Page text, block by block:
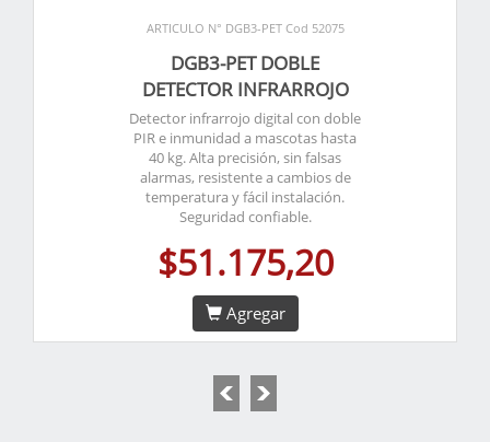
ARTICULO N° DGB3-PET Cod 52075
DGB3-PET DOBLE
DETECTOR INFRARROJO
Detector infrarrojo digital con doble
PIR e inmunidad a mascotas hasta
40 kg. Alta precisión, sin falsas
alarmas, resistente a cambios de
temperatura y fácil instalación.
Seguridad confiable.
$51.175,20
Agregar